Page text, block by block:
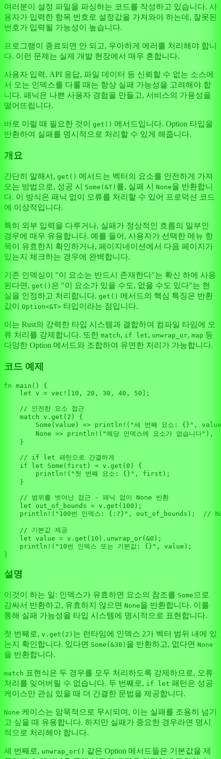
여러분이 설정 파일을 파싱하는 코드를 작성하고 있습니다. 사
용자가 입력한 항목 번호로 설정값을 가져와야 하는데, 잘못된
번호가 입력될 가능성이 높습니다.
프로그램이 종료되면 안 되고, 우아하게 에러를 처리해야 합니
다. 이런 문제는 실제 개발 현장에서 매우 흔합니다.
사용자 입력, API 응답, 파일 데이터 등 신뢰할 수 없는 소스에
서 오는 인덱스를 다룰 때는 항상 실패 가능성을 고려해야 합
니다. 패닉은 나쁜 사용자 경험을 만들고, 서비스의 가용성을
떨어뜨립니다.
바로 이럴 때 필요한 것이 get() 메서드입니다. Option 타입을
반환하여 실패를 명시적으로 처리할 수 있게 해줍니다.
개요
간단히 말해서, get() 메서드는 벡터의 요소를 안전하게 가져
오는 방법으로, 성공 시
Some(&T) 를, 실패 시 None을 반환합니
다. 이 방식은 패닉 없이 오류를 처리할 수 있어 프로덕션 코드
에 이상적입니다.
특히 외부 입력을 다루거나, 실패가 정상적인 흐름의 일부인
경우에 매우 유용합니다. 예를 들어, 사용자가 선택한 메뉴 항
목이 유효한지 확인하거나, 페이지네이션에서 다음 페이지가
있는지 체크하는 경우에 완벽합니다.
기존 인덱싱이 "이 요소는 반드시 존재한다"는 확신 하에 사용
된다면, get() 은 "이 요소가 있을 수도, 없을 수도 있다"는 현
실을 인정하고 처리합니다. get() 메서드의 핵심 특징은 반환
값이 Option<&T> 타입이라는 점입니다.
이는 Rust의 강력한 타입 시스템과 결합하여 컴파일 타임에 오
류 처리를 강제합니다. 또한 match, if let, unwrap_or, map 등
다양한 Option 메서드와 조합하여 유연한 처리가 가능합니다.
코드 예제
fn main () {
let
v = vec! 10 , 20 , 30 , 40 , 50 ];
// 안전한 요소 접근
match v. get ( 2 ) {
Some (value) => println! ( "세 번째 요소: {}" ,
None => println! ( "해당 인덱스에 요소가 없습니다" ),
    }
// if let 패턴으로 간결하게
if
let Some (first) = v. get ( 0 ) {
println! ( "첫 번째 요소: {}" , first);
    }
// 범위를 벗어난 접근 - 패닉 없이 None 반환
let
out_of_bounds = v. get ( 100 );
println! ( "100번 인덱스: {:?}" , out_of_bounds); //
// 기본값 제공
let
value = v. get ( 10 ). unwrap_or(&0 );
println! ( "10번 인덱스 또는 기본값: {}" , value);
설명
이것이 하는 일: 인덱스가 유효하면 요소의 참조를 Some 으로
감싸서 반환하고, 유효하지 않으면 None을 반환합니다. 이를
통해 실패 가능성을 타입 시스템에 명시적으로 표현합니다.
첫 번째로, v.get(2) 는 런타임에 인덱스 2가 벡터 범위 내에 있
는지 확인합니다. 있다면 Some(&30) 을 반환하고, 없다면 None
을 반환합니다.
match 표현식은 두 경우를 모두 처리하도록 강제하므로, 오류
처리를 잊어버릴 수 없습니다. 두 번째로, if let 패턴은 성공
케이스만 관심 있을 때 더 간결한 문법을 제공합니다.
None 케이스는 암묵적으로 무시되며, 이는 실패를 조용히 넘기
고 싶을 때 유용합니다. 하지만 실패가 중요한 경우라면 명시
적으로 처리해야 합니다.
세 번째로, unwrap_or() 같은 Option 메서드들은 기본값을 제